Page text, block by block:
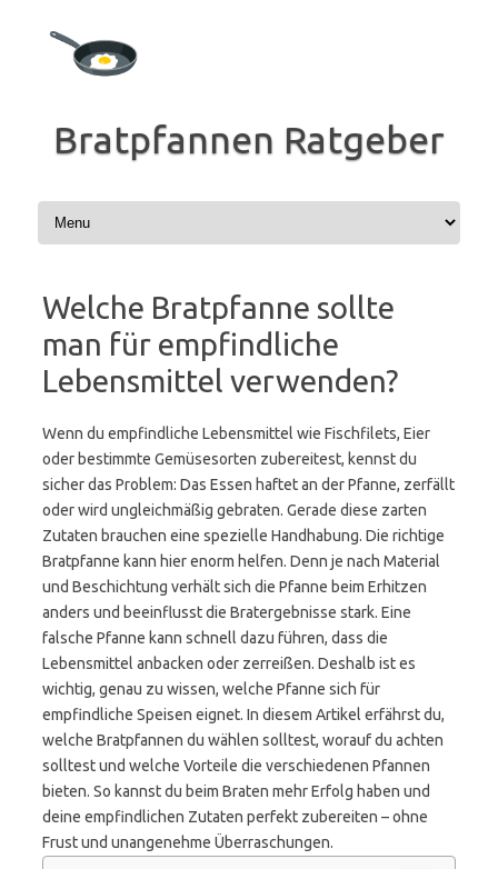
springen
Bratpfannen Ratgeber
Welche Bratpfanne sollte
man für empfindliche
Lebensmittel verwenden?
Wenn du empfindliche Lebensmittel wie Fischfilets, Eier
oder bestimmte Gemüsesorten zubereitest, kennst du
sicher das Problem: Das Essen haftet an der Pfanne, zerfällt
oder wird ungleichmäßig gebraten. Gerade diese zarten
Zutaten brauchen eine spezielle Handhabung. Die richtige
Bratpfanne kann hier enorm helfen. Denn je nach Material
und Beschichtung verhält sich die Pfanne beim Erhitzen
anders und beeinflusst die Bratergebnisse stark. Eine
falsche Pfanne kann schnell dazu führen, dass die
Lebensmittel anbacken oder zerreißen. Deshalb ist es
wichtig, genau zu wissen, welche Pfanne sich für
empfindliche Speisen eignet. In diesem Artikel erfährst du,
welche Bratpfannen du wählen solltest, worauf du achten
solltest und welche Vorteile die verschiedenen Pfannen
bieten. So kannst du beim Braten mehr Erfolg haben und
deine empfindlichen Zutaten perfekt zubereiten – ohne
Frust und unangenehme Überraschungen.